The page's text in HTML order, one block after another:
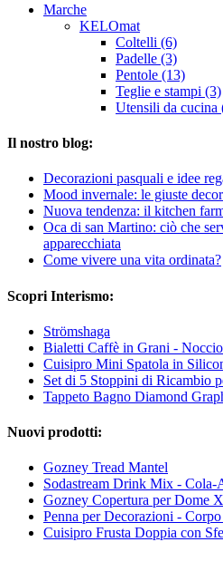
Marche
KELOmat
Coltelli (6)
Padelle (3)
Pentole (13)
Teglie e stampi (3)
Utensili da cucina
Il nostro blog:
Decorazioni pasquali e idee
Mood invernale: le giuste
Nuova tendenza: il kitchen
Oca di san Martino: ciò che
apparecchiata
Come vivere una vita ordinata?
Scopri Interismo:
Strömshaga
Bialetti Caffè in Grani -
Cuisipro Mini Spatola in
Set di 5 Stoppini di Ricambio
Tappeto Bagno Diamond
Nuovi prodotti:
Gozney Tread Mantel
Sodastream Drink Mix - Cola-
Gozney Copertura per Dome
Penna per Decorazioni -
Cuisipro Frusta Doppia con